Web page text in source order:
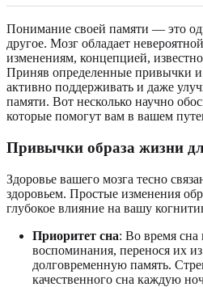
Понимание своей памяти — это
другое. Мозг обладает
изменениям, концепцией,
Приняв определенные привычки
активно поддерживать и даже
памяти. Вот несколько научно
которые помогут вам в вашем
Привычки образа жизни
Здоровье вашего мозга тесно
здоровьем. Простые изменения
глубокое влияние на вашу
Приоритет сна: Во время сна
воспоминания, перенося их
долговременную память.
качественного сна каждую